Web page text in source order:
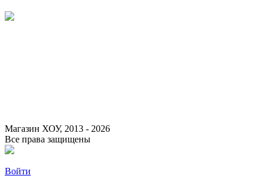
Магазин ХОУ, 2013 - 2026
Все права защищены
Войти